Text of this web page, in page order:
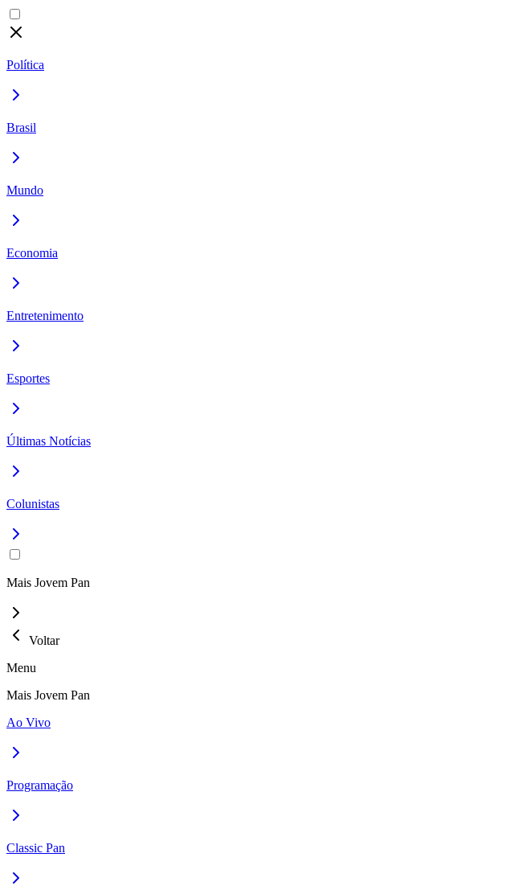
Política
Brasil
Mundo
Economia
Entretenimento
Esportes
Últimas Notícias
Colunistas
Mais Jovem Pan
Voltar
Menu
Mais Jovem Pan
Ao Vivo
Programação
Classic Pan